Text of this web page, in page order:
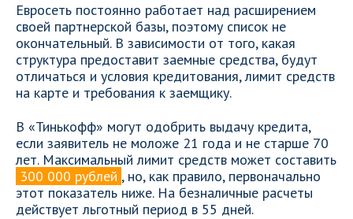
Евросеть постоянно работает над расширением
своей партнерской базы, поэтому список не
окончательный. В зависимости от того, какая
структура предоставит заемные средства, будут
отличаться и условия кредитования, лимит средств
на карте и требования к заемщику.
В «Тинькофф» могут одобрить выдачу кредита,
если заявитель не моложе 21 года и не старше 70
лет. Максимальный лимит средств может составить
300 000 рублей , но, как правило, первоначально
этот показатель ниже. На безналичные расчеты
действует льготный период в 55 дней.